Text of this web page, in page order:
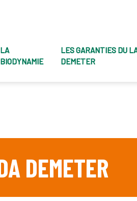
LA
BIODYNAMIE
LES GARANTIES DU
DEMETER
DEMETER